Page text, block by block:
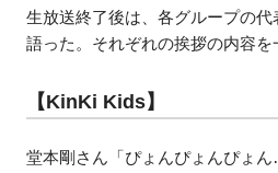
生放送終了後は、各グループの
語った。それぞれの挨拶の内容を
【KinKi Kids】
堂本剛さん「ぴょんぴょんぴょん